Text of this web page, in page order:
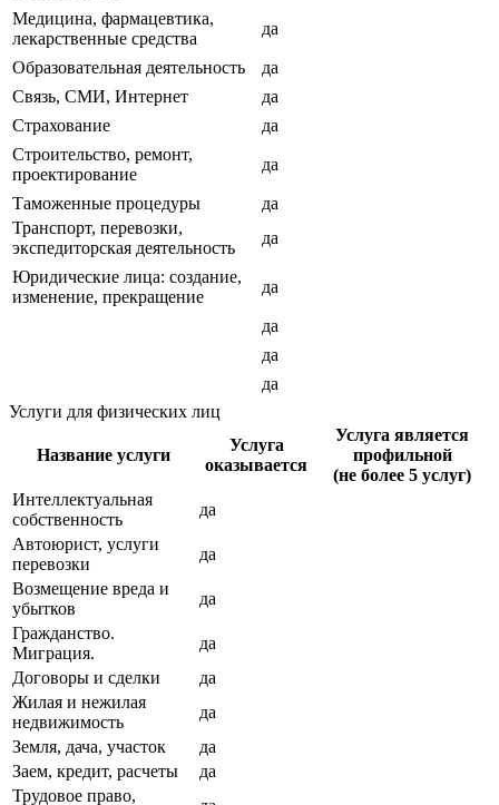
Медицина, фармацевтика,
лекарственные средства
да
Образовательная деятельность
да
Связь, СМИ, Интернет
да
Страхование
да
Строительство, ремонт,
проектирование
да
Таможенные процедуры
да
Транспорт, перевозки,
экспедиторская деятельность
да
Юридические лица: создание,
изменение, прекращение
да
да
да
да
Услуги для физических лиц
Название услуги
Услуга
оказывается
Услуга является
профильной
(не более 5 услуг)
Интеллектуальная
собственность
да
Автоюрист, услуги
перевозки
да
Возмещение вреда и
убытков
да
Гражданство.
Миграция.
да
Договоры и сделки
да
Жилая и нежилая
недвижимость
да
Земля, дача, участок
да
Заем, кредит, расчеты
да
Трудовое право,